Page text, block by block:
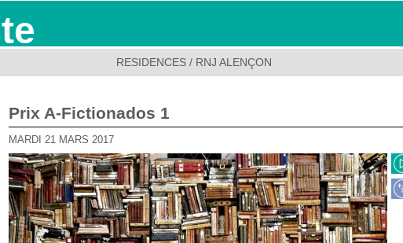
RESIDENCES / RNJ ALENÇON
Prix A-Fictionados 1
MARDI 21 MARS 2017